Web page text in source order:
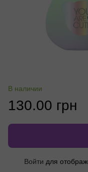
В наличии
130.00 грн
Войти для